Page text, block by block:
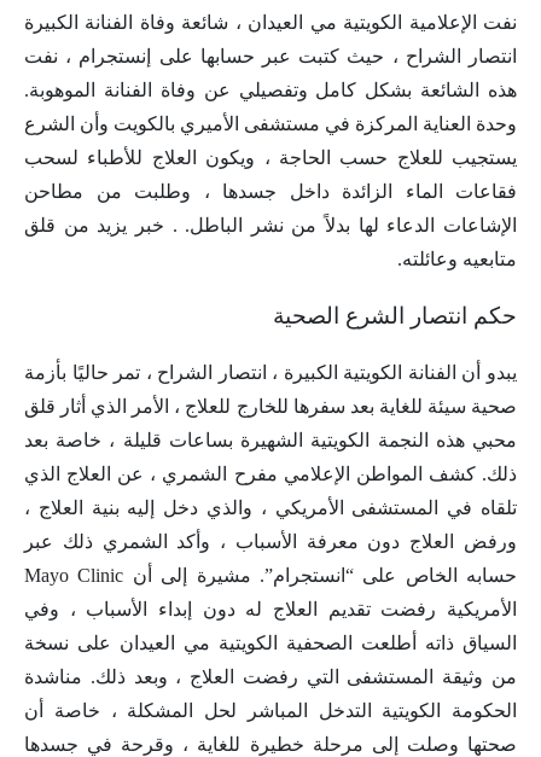
نفت الإعلامية الكويتية مي العيدان ، شائعة وفاة الفنانة الكبيرة
انتصار الشراح ، حيث كتبت عبر حسابها على إنستجرام ، نفت
هذه الشائعة بشكل كامل وتفصيلي عن وفاة الفنانة الموهوبة.
وحدة العناية المركزة في مستشفى الأميري بالكويت وأن الشرع
يستجيب للعلاج حسب الحاجة ، ويكون العلاج للأطباء لسحب
فقاعات الماء الزائدة داخل جسدها ، وطلبت من مطاحن
الإشاعات الدعاء لها بدلاً من نشر الباطل. . خبر يزيد من قلق
متابعيه وعائلته.
حكم انتصار الشرع الصحية
يبدو أن الفنانة الكويتية الكبيرة ، انتصار الشراح ، تمر حاليًا بأزمة
صحية سيئة للغاية بعد سفرها للخارج للعلاج ، الأمر الذي أثار قلق
محبي هذه النجمة الكويتية الشهيرة بساعات قليلة ، خاصة بعد
ذلك. كشف المواطن الإعلامي مفرح الشمري ، عن العلاج الذي
تلقاه في المستشفى الأمريكي ، والذي دخل إليه بنية العلاج ،
ورفض العلاج دون معرفة الأسباب ، وأكد الشمري ذلك عبر
حسابه الخاص على “انستجرام”. مشيرة إلى أن Mayo Clinic
الأمريكية رفضت تقديم العلاج له دون إبداء الأسباب ، وفي
السياق ذاته أطلعت الصحفية الكويتية مي العيدان على نسخة
من وثيقة المستشفى التي رفضت العلاج ، وبعد ذلك. مناشدة
الحكومة الكويتية التدخل المباشر لحل المشكلة ، خاصة أن
صحتها وصلت إلى مرحلة خطيرة للغاية ، وقرحة في جسدها